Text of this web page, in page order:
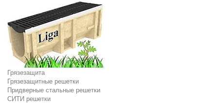
Грязезащита
Грязезащитные решетки
Придверные стальные решетки
СИТИ решетки